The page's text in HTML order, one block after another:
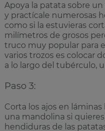
Apoya la patata sobre
y practícale numerosas
como si la estuvieras
milímetros de grosos
truco muy popular para
varios trozos es colocar
a lo largo del tubérculo,
Paso 3:
Corta los ajos en
una mandolina si
hendiduras de las